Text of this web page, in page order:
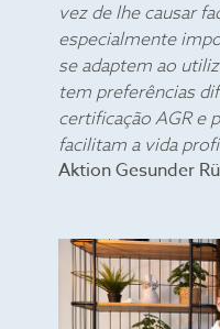
vez de lhe causar
especialmente
se adaptem ao
tem preferências
certificação AGR e
facilitam a vida
Aktion Gesunder